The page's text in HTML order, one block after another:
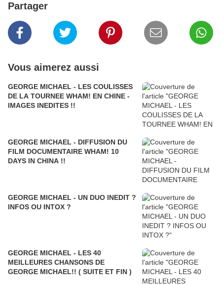
Partager
Vous aimerez aussi
GEORGE MICHAEL - LES COULISSES
DE LA TOURNEE WHAM! EN CHINE -
IMAGES INEDITES !!
GEORGE MICHAEL - DIFFUSION DU
FILM DOCUMENTAIRE WHAM! 10
DAYS IN CHINA !!
GEORGE MICHAEL - UN DUO INEDIT ?
INFOS OU INTOX ?
GEORGE MICHAEL - LES 40
MEILLEURES CHANSONS DE
GEORGE MICHAEL!! ( SUITE ET FIN )